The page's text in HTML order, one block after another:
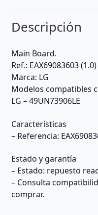
Descripción
Main Board.
Ref.: EAX69083603
Marca: LG
Modelos compatibles
LG – 49UN73906LE
Características
– Referencia:
Estado y garantía
– Estado: repuesto
– Consulta
comprar.